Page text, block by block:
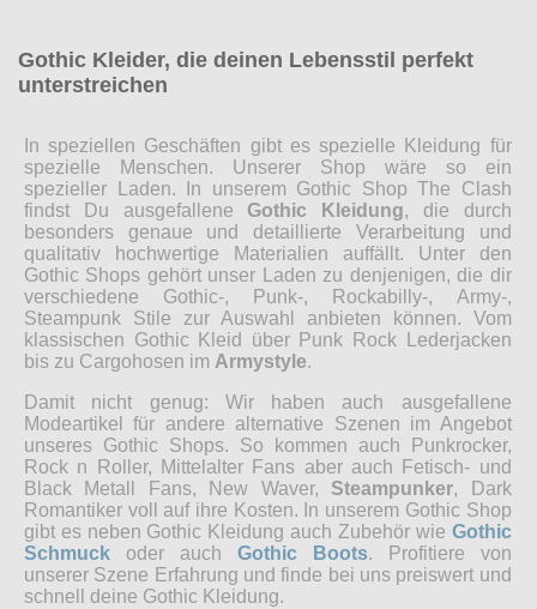
Gothic Kleider, die deinen Lebensstil perfekt
unterstreichen
In speziellen Geschäften gibt es spezielle Kleidung für
spezielle Menschen. Unserer Shop wäre so ein
spezieller Laden. In unserem Gothic Shop The Clash
findst Du ausgefallene Gothic Kleidung, die durch
besonders genaue und detaillierte Verarbeitung und
qualitativ hochwertige Materialien auffällt. Unter den
Gothic Shops gehört unser Laden zu denjenigen, die dir
verschiedene Gothic-, Punk-, Rockabilly-, Army-,
Steampunk Stile zur Auswahl anbieten können. Vom
klassischen Gothic Kleid über Punk Rock Lederjacken
bis zu Cargohosen im Armystyle.
Damit nicht genug: Wir haben auch ausgefallene
Modeartikel für andere alternative Szenen im Angebot
unseres Gothic Shops. So kommen auch Punkrocker,
Rock n Roller, Mittelalter Fans aber auch Fetisch- und
Black Metall Fans, New Waver, Steampunker, Dark
Romantiker voll auf ihre Kosten. In unserem Gothic Shop
gibt es neben Gothic Kleidung auch Zubehör wie Gothic
Schmuck oder auch Gothic Boots. Profitiere von
unserer Szene Erfahrung und finde bei uns preiswert und
schnell deine Gothic Kleidung.